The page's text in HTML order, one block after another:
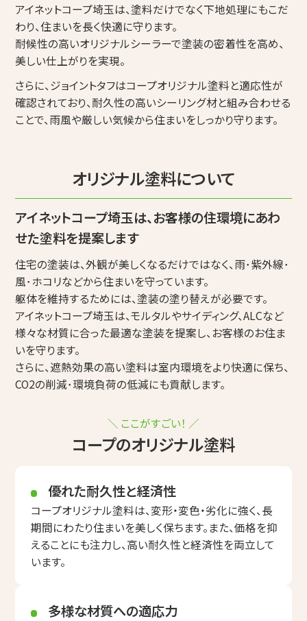
アイネットコープ埼玉は、塗料だけでなく下地処理にもこだ
わり、住まいを長く快適に守ります。
耐候性の高いオリジナルシーラーで塗装の密着性を高め、
美しい仕上がりを実現。
さらに、ジョイントタフはコープオリジナル塗料と適応性が
確認されており、耐久性の高いシーリング材と組み合わせる
ことで、雨風や厳しい気候から住まいをしっかり守ります。
オリジナル塗料について
アイネットコープ埼玉は、お客様の住環境にあわ
せた塗料を提案します
住宅の塗装は、外観が美しくなるだけではなく、雨･紫外線･
風･ホコリなどから住まいを守っています。
躯体を維持するためには、塗装の塗り替えが必要です。
アイネットコープ埼玉は、モルタルやサイディング、ALCなど
様々な材質に合った最適な塗装を提案し、お客様のお住ま
いを守ります。
さらに、遮熱効果の高い塗料は室内環境をより快適に保ち、
CO2の削減･環境負荷の低減にも貢献します。
＼ ここがすごい！ ／
コープのオリジナル塗料
優れた耐久性と経済性
コープオリジナル塗料は、変形・変色・劣化に強く、長
期間にわたり住まいを美しく保ちます。また、価格を抑
えることにも注力し、高い耐久性と経済性を両立して
います。
多様な材質への適応力